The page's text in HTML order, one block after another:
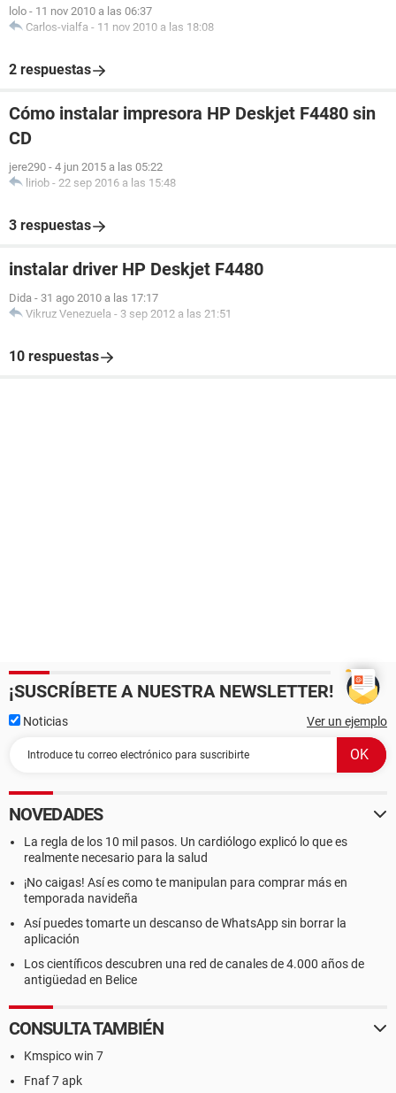
lolo - 11 nov 2010 a las 06:37
Carlos-vialfa - 11 nov 2010 a las 18:08
2 respuestas
Cómo instalar impresora HP Deskjet F4480 sin
CD
jere290 - 4 jun 2015 a las 05:22
liriob - 22 sep 2016 a las 15:48
3 respuestas
instalar driver HP Deskjet F4480
Dida - 31 ago 2010 a las 17:17
Vikruz Venezuela - 3 sep 2012 a las 21:51
10 respuestas
¡SUSCRÍBETE A NUESTRA NEWSLETTER!
Noticias Ver un ejemplo
NOVEDADES
La regla de los 10 mil pasos. Un cardiólogo explicó lo que es
realmente necesario para la salud
¡No caigas! Así es como te manipulan para comprar más en
temporada navideña
Así puedes tomarte un descanso de WhatsApp sin borrar la
aplicación
Los científicos descubren una red de canales de 4.000 años de
antigüedad en Belice
CONSULTA TAMBIÉN
Kmspico win 7
Fnaf 7 apk